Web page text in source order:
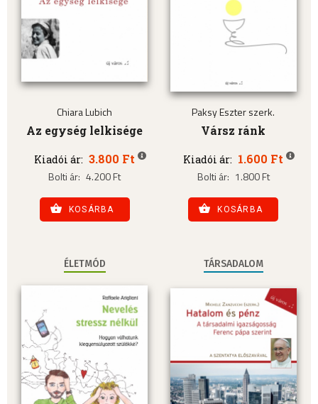
Chiara Lubich
Az egység lelkisége
Kiadói ár: 3.800 Ft
Bolti ár: 4.200 Ft
KOSÁRBA
Paksy Eszter szerk.
Vársz ránk
Kiadói ár: 1.600 Ft
Bolti ár: 1.800 Ft
KOSÁRBA
ÉLETMÓD TÁRSADALOM